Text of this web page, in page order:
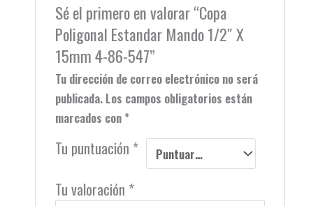
Sé el primero en valorar “Copa
Poligonal Estandar Mando 1/2″ X
15mm 4-86-547”
Tu dirección de correo electrónico no será
publicada. Los campos obligatorios están
marcados con *
Tu puntuación *
Tu valoración *